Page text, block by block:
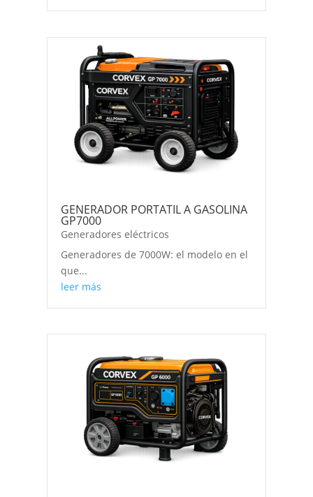
GENERADOR PORTATIL A GASOLINA
GP7000
Generadores eléctricos
Generadores de 7000W: el modelo en el
que...
leer más